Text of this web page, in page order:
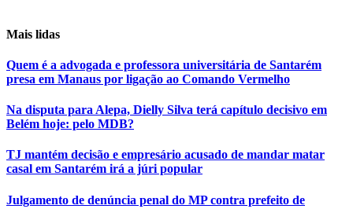
Mais lidas
Quem é a advogada e professora universitária de Santarém
presa em Manaus por ligação ao Comando Vermelho
Na disputa para Alepa, Dielly Silva terá capítulo decisivo em
Belém hoje: pelo MDB?
TJ mantém decisão e empresário acusado de mandar matar
casal em Santarém irá a júri popular
Julgamento de denúncia penal do MP contra prefeito de